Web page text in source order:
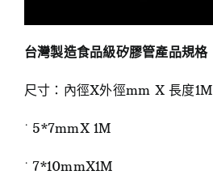
台灣製造食品級矽膠管產品規格
尺寸：內徑X外徑mm X 長度1M
˙ 5*7mmX 1M
˙ 7*10mmX1M